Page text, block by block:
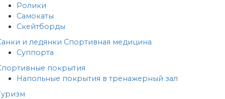
Ролики
Самокаты
Скейтборды
и ледянки Спортивная медицина
Суппорта
покрытия
Напольные покрытия в тренажерный зал